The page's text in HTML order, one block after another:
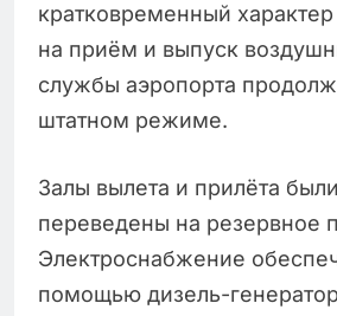
кратковременный
на приём и выпуск
службы аэропорта
штатном режиме.
Залы вылета и прилёта
переведены на резервное
Электроснабжение
помощью дизель-